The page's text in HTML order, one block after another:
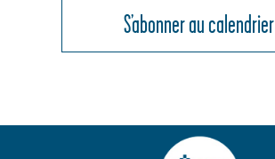
S’abonner au calendrier